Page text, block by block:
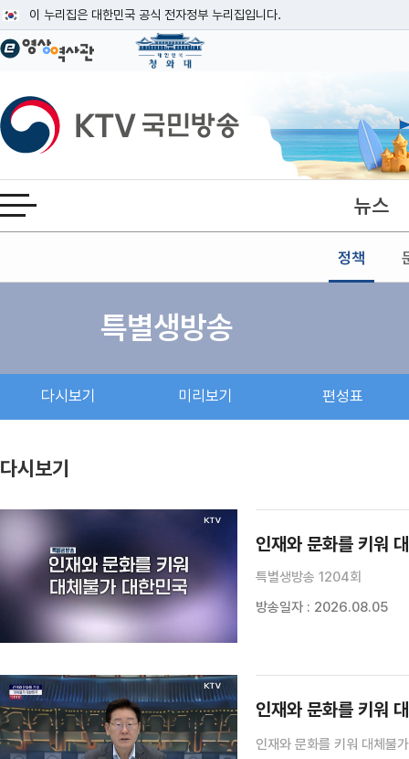
이 누리집은 대한민국 공식 전자정부 누리집입니다.
공식 누리집 주소 확인하기
이밖에 or.kr 또는 .kr등 다른 도메인 주소를 사용하고 있다면 아래 URL에서
운영중인 공식 누리집보기
KTV국민방송
전체메뉴 열기 뉴스
정책
본문
특별생방송
다시보기 미리보기 편성표
다시보기
인재와 문화를 키워
특별생방송 1204회
방송일자 : 2026.08.05
인재와 문화를 키워